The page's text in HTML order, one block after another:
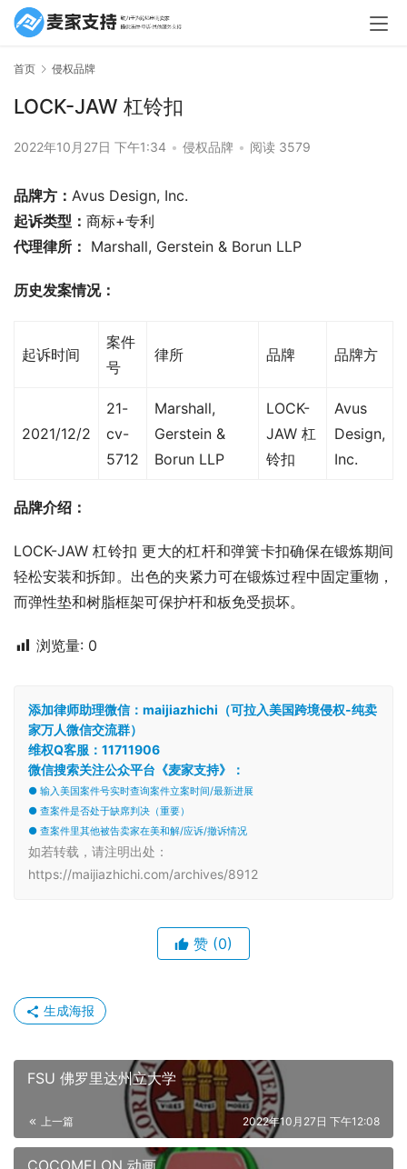
首页 侵权品牌
LOCK-JAW 杠铃扣
2022年10月27日 下午1:34 • 侵权品牌 • 阅读 3579
品牌方： Avus Design, Inc.
起诉类型： 商标+专利
代理律所： Marshall, Gerstein & Borun LLP
历史发案情况：
起诉时间
案件
号
律所 品牌 品牌方
2021/12/2
21-
cv-
5712
Marshall,
Gerstein &
Borun LLP
LOCK-
JAW 杠
铃扣
Avus
Design,
Inc.
品牌介绍：
LOCK-JAW 杠铃扣 更大的杠杆和弹簧卡扣确保在锻炼期间
轻松安装和拆卸。出色的夹紧力可在锻炼过程中固定重物，
而弹性垫和树脂框架可保护杆和板免受损坏。
浏览量: 0
添加律师助理微信：maijiazhichi（可拉入美国跨境侵权-纯卖
家万人微信交流群）
维权Q客服：11711906
微信搜索关注公众平台《麦家支持》：
● 输入美国案件号实时查询案件立案时间/最新进展
● 查案件是否处于缺席判决（重要）
● 查案件里其他被告卖家在美和解/应诉/撤诉情况
如若转载，请注明出处：
https://maijiazhichi.com/archives/8912
赞 (0)
生成海报
FSU 佛罗里达州立大学
上一篇 2022年10月27日 下午12:08